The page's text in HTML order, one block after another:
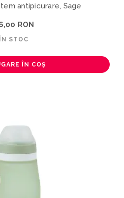
antipicurare, Sage
RON
ÎN STOC
ÎN COȘ